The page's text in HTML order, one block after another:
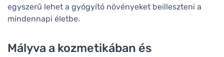
egyszerű lehet a gyógyító növényeket beilleszteni a
mindennapi életbe.
Mályva a kozmetikában és